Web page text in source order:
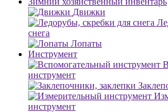
Движки
снега
Лопаты
Инструмент
инструмент
инструмент